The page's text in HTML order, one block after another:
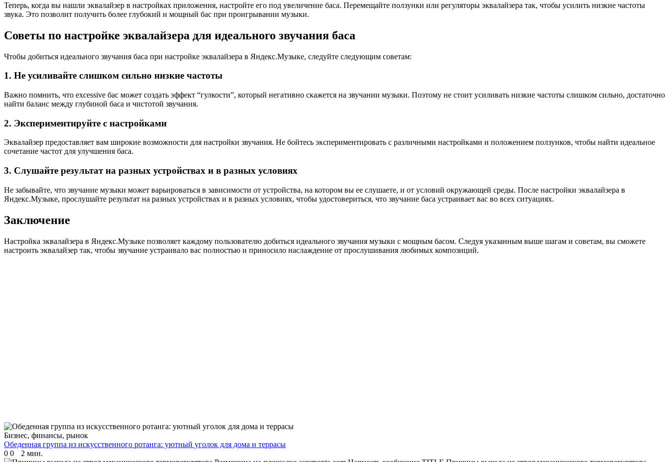
Теперь, когда вы нашли эквалайзер в настройках приложения, настройте его под увеличение баса. Перемещайте ползунки или регуляторы эквалайзера так, чтобы усилить низкие частоты
звука. Это позволит получить более глубокий и мощный бас при проигрывании музыки.
Советы по настройке эквалайзера для идеального звучания баса
Чтобы добиться идеального звучания баса при настройке эквалайзера в Яндекс.Музыке, следуйте следующим советам:
1. Не усиливайте слишком сильно низкие частоты
Важно помнить, что exсessive бас может создать эффект “гулкости”, который негативно скажется на звучании музыки. Поэтому не стоит усиливать низкие частоты слишком сильно, достаточно
найти баланс между глубиной баса и чистотой звучания.
2. Экспериментируйте с настройками
Эквалайзер предоставляет вам широкие возможности для настройки звучания. Не бойтесь экспериментировать с различными настройками и положением ползунков, чтобы найти идеальное
сочетание частот для улучшения баса.
3. Слушайте результат на разных устройствах и в разных условиях
Не забывайте, что звучание музыки может варьироваться в зависимости от устройства, на котором вы ее слушаете, и от условий окружающей среды. После настройки эквалайзера в
Яндекс.Музыке, прослушайте результат на разных устройствах и в разных условиях, чтобы удостовериться, что звучание баса устраивает вас во всех ситуациях.
Заключение
Настройка эквалайзера в Яндекс.Музыке позволяет каждому пользователю добиться идеального звучания музыки с мощным басом. Следуя указанным выше шагам и советам, вы сможете
настроить эквалайзер так, чтобы звучание устраивало вас полностью и приносило наслаждение от прослушивания любимых композиций.
Бизнес, финансы, рынок
Обеденная группа из искусственного ротанга: уютный уголок для дома и террасы
0 0 2 мин.